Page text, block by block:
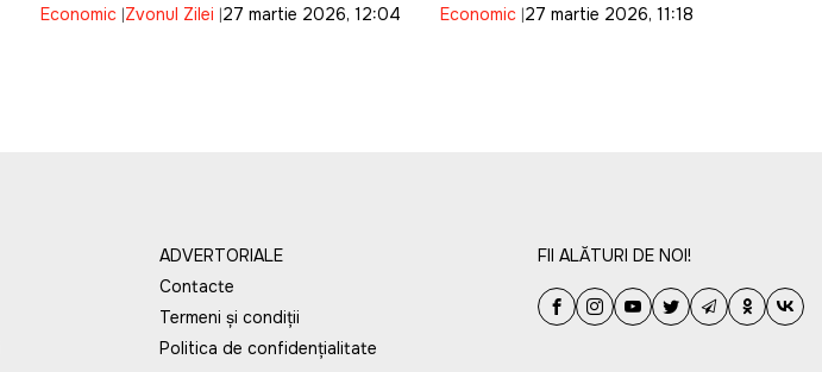
32 de lei pe litru
Economic Zvonul Zilei 27 martie 2026, 12:04
suficiente pentru 15 zile, iar cele
Economic 27 martie 2026, 11:18
ADVERTORIALE
Contacte
Termeni și condiții
Politica de confidențialitate
FII ALĂTURI DE NOI!